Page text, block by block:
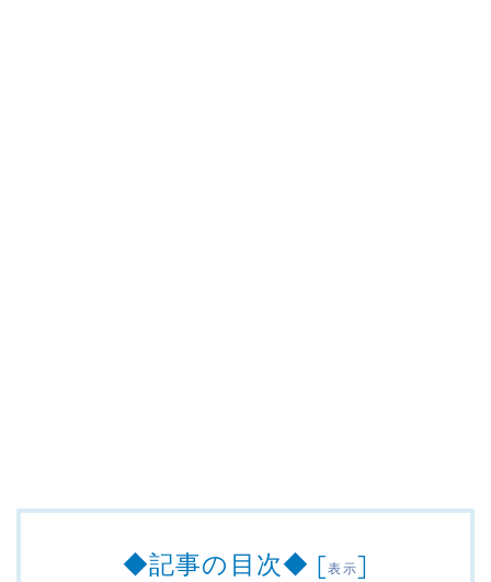
◆記事の目次◆ [表示]